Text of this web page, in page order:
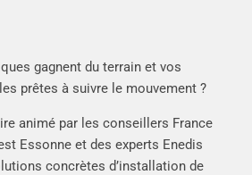
gagnent du terrain et vos
prêtes à suivre le mouvement ?
animé par les conseillers France
Essonne et des experts Enedis
concrètes d’installation de